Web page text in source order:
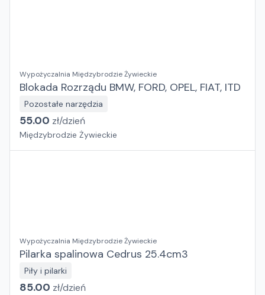
Wypożyczalnia Międzybrodzie Żywieckie
Blokada Rozrządu BMW, FORD, OPEL, FIAT, ITD
Pozostałe narzędzia
55.00 zł/dzień
Międzybrodzie Żywieckie
Wypożyczalnia Międzybrodzie Żywieckie
Pilarka spalinowa Cedrus 25.4cm3
Piły i pilarki
85.00 zł/dzień